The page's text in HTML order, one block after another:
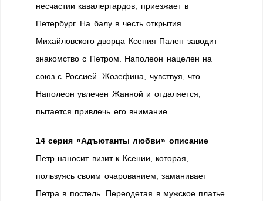
несчастии кавалергардов, приезжает в
Петербург. На балу в честь открытия
Михайловского дворца Ксения Пален заводит
знакомство с Петром. Наполеон нацелен на
союз с Россией. Жозефина, чувствуя, что
Наполеон увлечен Жанной и отдаляется,
пытается привлечь его внимание.
14 серия «Адъютанты любви» описание
Петр наносит визит к Ксении, которая,
пользуясь своим очарованием, заманивает
Петра в постель. Переодетая в мужское платье